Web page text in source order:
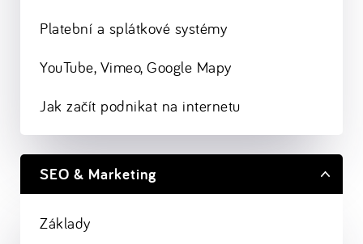
Platební a splátkové systémy
YouTube, Vimeo, Google Mapy
Jak začít podnikat na internetu
SEO & Marketing
Základy